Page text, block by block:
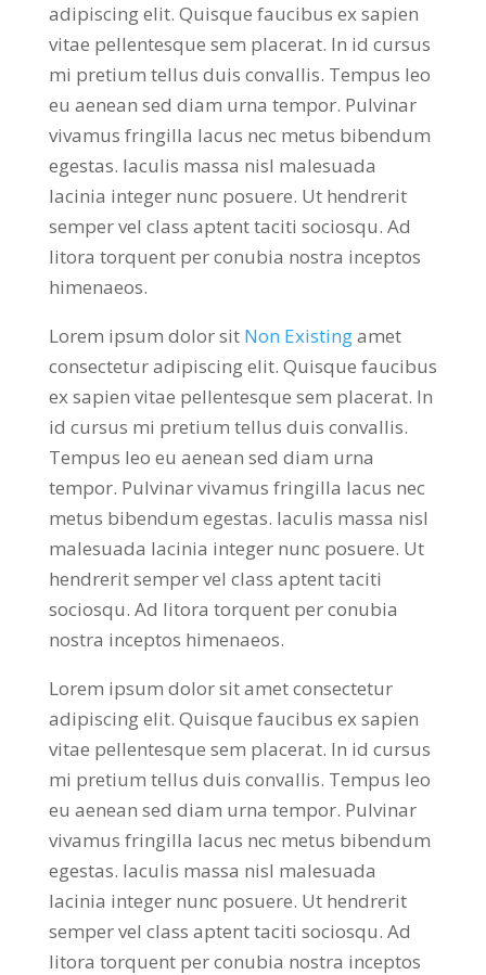
adipiscing elit. Quisque faucibus ex sapien
vitae pellentesque sem placerat. In id cursus
mi pretium tellus duis convallis. Tempus leo
eu aenean sed diam urna tempor. Pulvinar
vivamus fringilla lacus nec metus bibendum
egestas. Iaculis massa nisl malesuada
lacinia integer nunc posuere. Ut hendrerit
semper vel class aptent taciti sociosqu. Ad
litora torquent per conubia nostra inceptos
himenaeos.
Lorem ipsum dolor sit Non Existingamet
consectetur adipiscing elit. Quisque faucibus
ex sapien vitae pellentesque sem placerat. In
id cursus mi pretium tellus duis convallis.
Tempus leo eu aenean sed diam urna
tempor. Pulvinar vivamus fringilla lacus nec
metus bibendum egestas. Iaculis massa nisl
malesuada lacinia integer nunc posuere. Ut
hendrerit semper vel class aptent taciti
sociosqu. Ad litora torquent per conubia
nostra inceptos himenaeos.
Lorem ipsum dolor sit amet consectetur
adipiscing elit. Quisque faucibus ex sapien
vitae pellentesque sem placerat. In id cursus
mi pretium tellus duis convallis. Tempus leo
eu aenean sed diam urna tempor. Pulvinar
vivamus fringilla lacus nec metus bibendum
egestas. Iaculis massa nisl malesuada
lacinia integer nunc posuere. Ut hendrerit
semper vel class aptent taciti sociosqu. Ad
litora torquent per conubia nostra inceptos